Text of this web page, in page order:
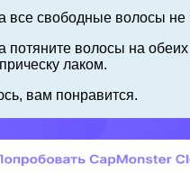
все свободные волосы не
потяните волосы на
лаком.
вам понравится.